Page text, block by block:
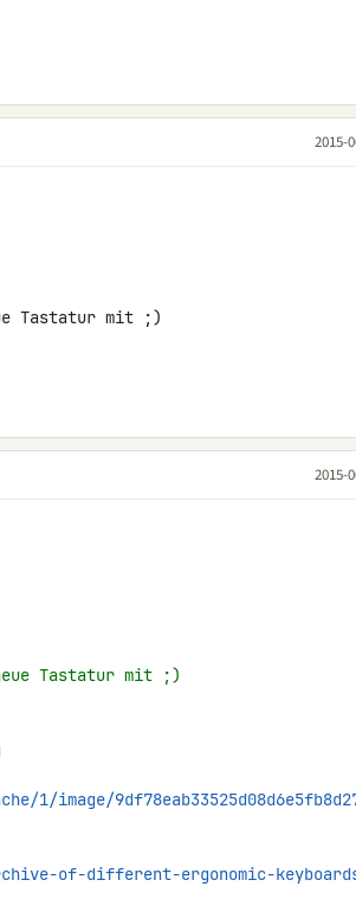
2015-
Tastatur mit ;)
2015-
Tastatur mit ;)
image/
of-different-ergonomic-